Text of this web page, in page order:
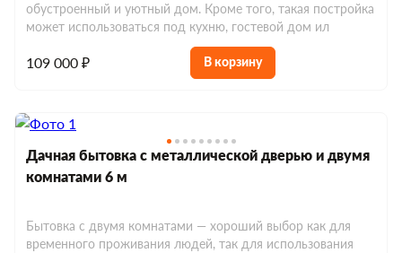
обустроенный и уютный дом. Кроме того, такая постройка
может использоваться под кухню, гостевой дом ил
109 000 ₽ В корзину
Дачная бытовка с металлической дверью и двумя
комнатами 6 м
Бытовка с двумя комнатами — хороший выбор как для
временного проживания людей, так для использования